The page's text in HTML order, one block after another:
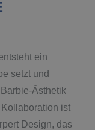
ein
setzt und
Ästhetik
ist
Design, das